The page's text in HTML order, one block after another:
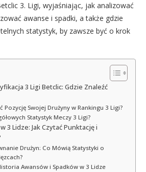
3. Ligi, wyjaśniając, jak analizować
awanse i spadki, a także gdzie
statystyk, by zawsze być o krok
3 Ligi Betclic: Gdzie Znaleźć
Pozycję Swojej Drużyny w Rankingu 3 Ligi?
Statystyk Meczy 3 Ligi?
3 Lidze: Jak Czytać Punktację i
Drużyn: Co Mówią Statystyki o
Awansów i Spadków w 3 Lidze